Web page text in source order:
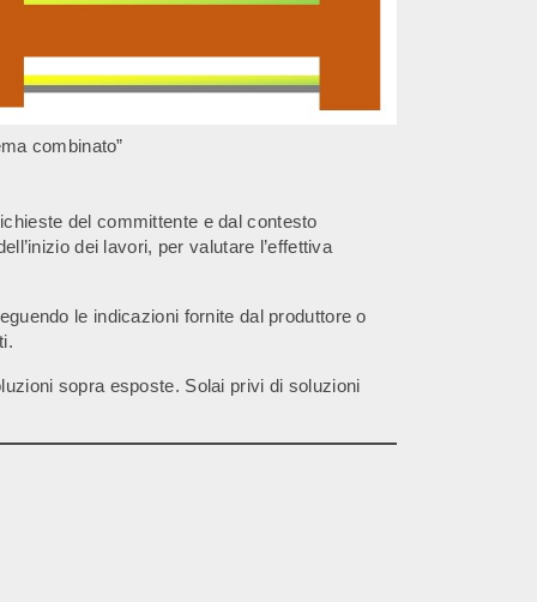
combinato”
del committente e dal contesto
dei lavori, per valutare l’effettiva
le indicazioni fornite dal produttore o
sopra esposte. Solai privi di soluzioni